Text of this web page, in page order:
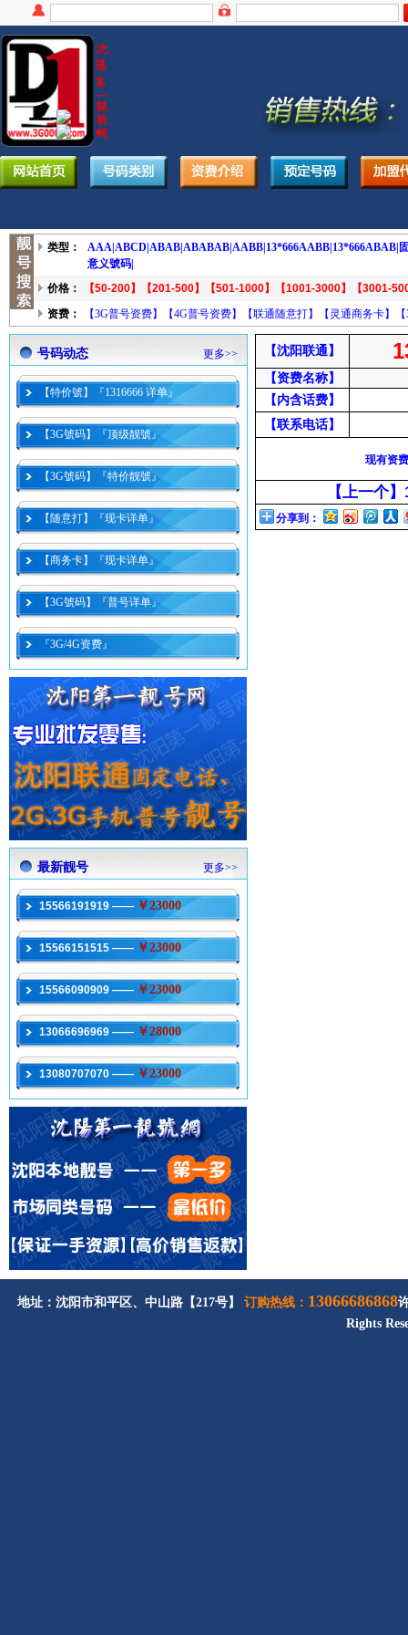
类型： AAA| ABCD| ABAB| ABABAB| AABB| 13*666AABB| 13*666ABAB|
意义號码|
价格：
【50-200】 【201-500】 【501-1000】 【1001-3000】
【3001-
资费：
【3G普号资费】 【4G普号资费】 【联通随意打】 【灵通商务卡】
号码动态 更多>>
【特价號】『1316666 详单』
【3G號码】『顶级靓號』
【3G號码】『特价靓號』
【随意打】『现卡详单』
【商务卡】『现卡详单』
【3G號码】『普号详单』
『3G/4G资费』
最新靓号 更多>>
15566191919 —— ￥23000
15566151515 —— ￥23000
15566090909 —— ￥23000
13066696969 —— ￥28000
13080707070 —— ￥23000
【沈阳联通】
【资费名称】
【内含话费】
【联系电话】
现有资
【上一个】
分享到：
地址：沈阳市和平区、中山路【217号】 订购热线： 13066686868
Rights